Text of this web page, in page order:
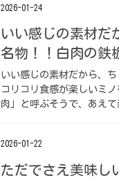
2026-01-24
いい感じの素材だ
名物！！白肉の鉄
いい感じの素材だから、
コリコリ食感が楽しいミ
肉」と呼ぶそうで、あえ
2026-01-22
ただでさえ美味し